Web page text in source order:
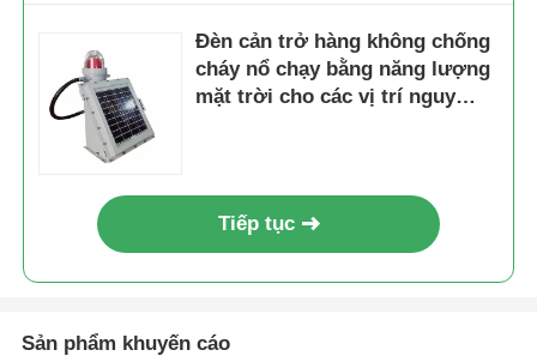
Đèn cản trở hàng không chống
cháy nổ chạy bằng năng lượng
mặt trời cho các vị trí nguy
Tiếp tục
Sản phẩm khuyến cáo